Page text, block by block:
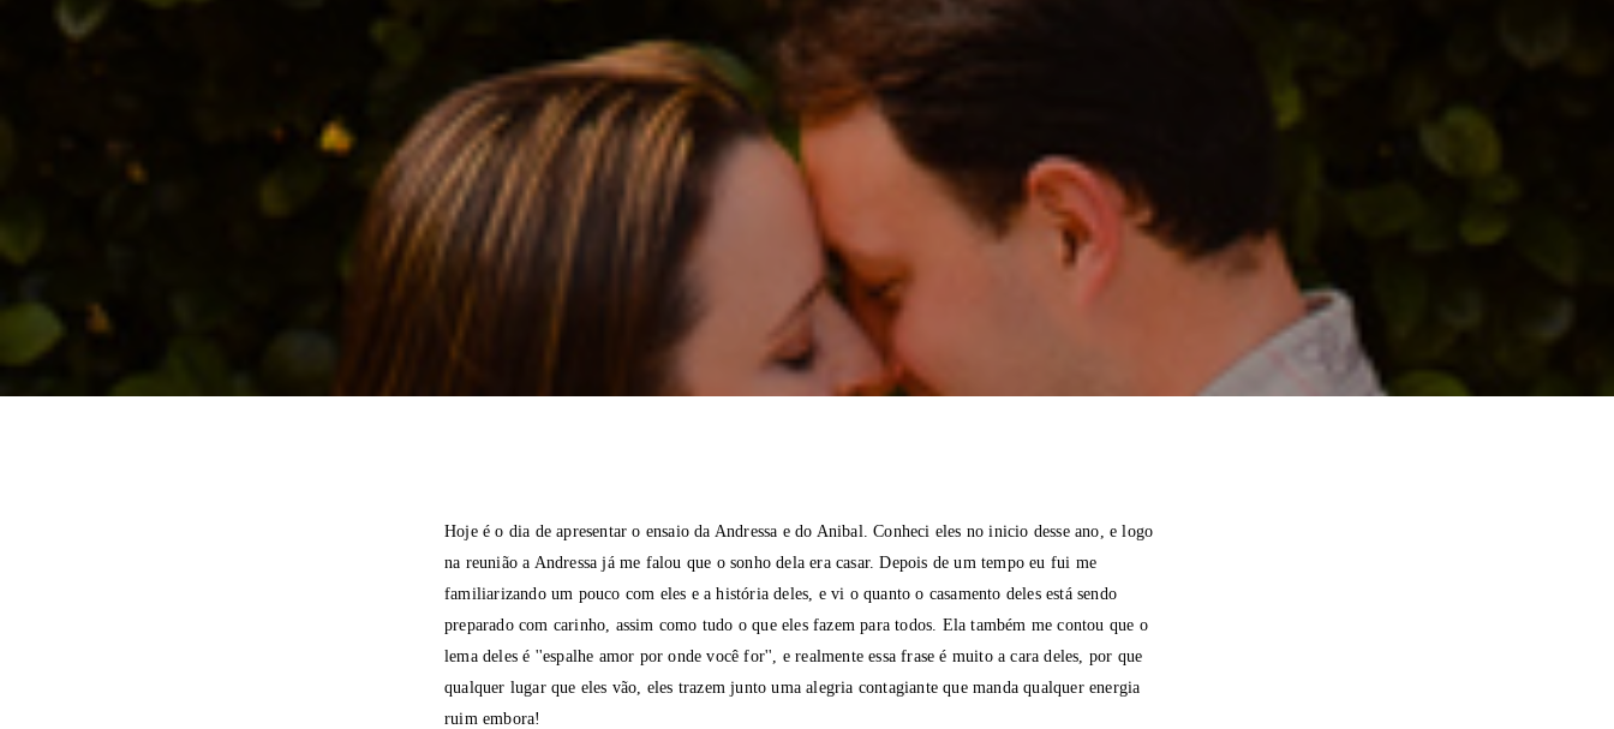
Hoje é o dia de apresentar o ensaio da Andressa e do Anibal. Conheci eles no inicio desse ano, e logo
na reunião a Andressa já me falou que o sonho dela era casar. Depois de um tempo eu fui me
familiarizando um pouco com eles e a história deles, e vi o quanto o casamento deles está sendo
preparado com carinho, assim como tudo o que eles fazem para todos. Ela também me contou que o
lema deles é ''espalhe amor por onde você for'', e realmente essa frase é muito a cara deles, por que
qualquer lugar que eles vão, eles trazem junto uma alegria contagiante que manda qualquer energia
ruim embora!